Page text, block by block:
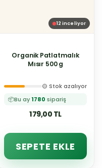
12 inceliyor
Organik Patlatmalık
Mısır 500 g
📦Bu ay 1780 sipariş
179,00 TL
🟡 Stok azalıyor
SEPETE EKLE